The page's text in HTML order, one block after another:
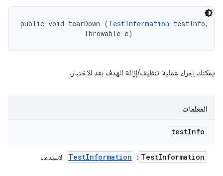
public void tearDown (TestInformation testInfo,
                Throwable e)
يمكنك إجراء عملية تنظيف/إزالة للهدف بعد الاختبار.
المعلمات
testInfo
TestInformation
:
TestInformation الاستدعاء